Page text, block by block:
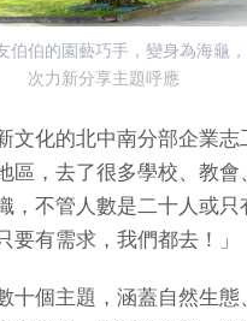
伯伯的園藝巧手，變身為海龜
次力新分享主題呼應
文化的北中南分部企業志
區，去了很多學校、教會
，不管人數是二十人或只
要有需求，我們都去！」
十個主題，涵蓋自然生態